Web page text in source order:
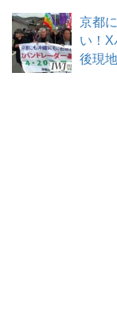
京都
い！
後現